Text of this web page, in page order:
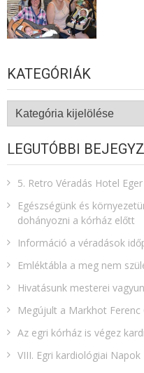
KATEGÓRIÁK
Kategóriák
LEGUTÓBBI
5. Retro Véradás Hotel
Egészségünk és
dohányozni a kórház előtt
Információ a véradások
Emléktábla a meg nem
Hivatásunk mesterei
Megújult a Markhot
Az egri kórház is végez
VIII. Egri kardiológiai Napok